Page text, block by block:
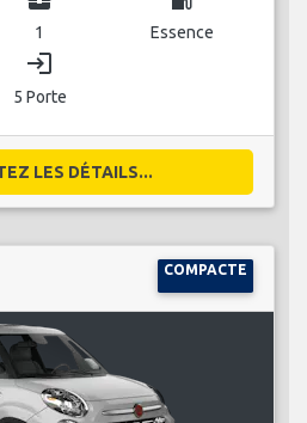
1 Essence
login
5 Porte
LES DÉTAILS...
COMPACTE